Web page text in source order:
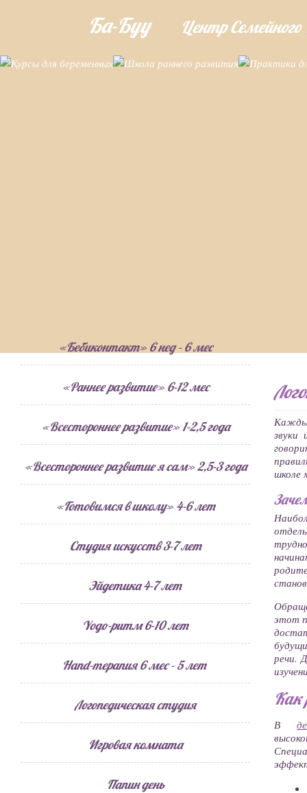
Ба-Буу Центр
«Бебиконтакт» 6 нед - 6 мес
«Раннее развитие» 6-12 мес
«Всестороннее развитие» 1-2,5 года
«Всестороннее развитие я сам» 2,5-3 года
«Готовимся в школу» 4-6 лет
Студия искусств 3-7 лет
Эйдетика 4-7 лет
Yogo-ритм 6-10 лет
Hand-терапия 6 мес - 5 лет
Логопедическая студия
Игровая комната
Папин день
звуки
школе
этот
речи.
Как
В